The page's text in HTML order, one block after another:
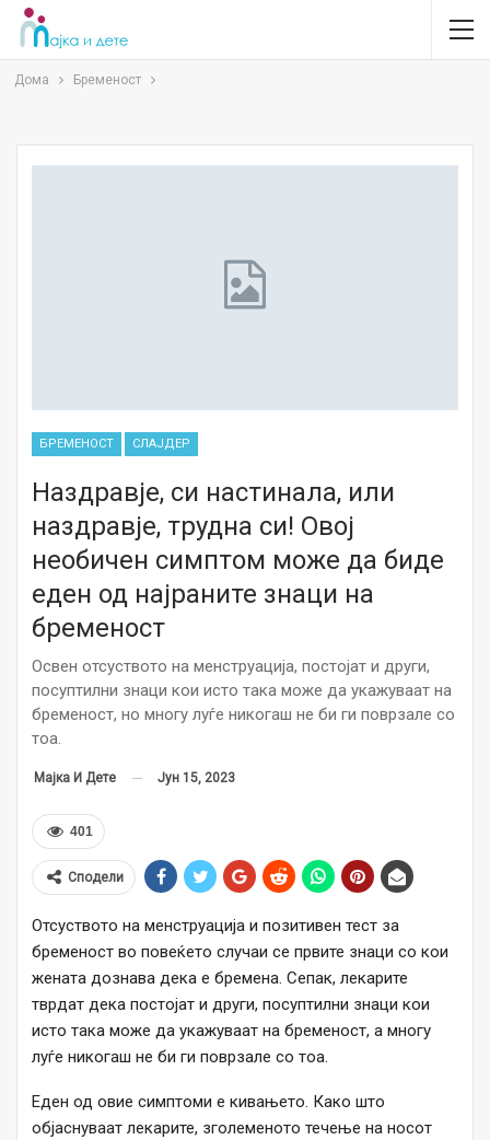
Дома Бременост
БРЕМЕНОСТ СЛАЈДЕР
Наздравје, си настинала, или
наздравје, трудна си! Овој
необичен симптом може да биде
еден од најраните знаци на
бременост
Освен отсуството на менструација, постојат и други,
посуптилни знаци кои исто така може да укажуваат на
бременост, но многу луѓе никогаш не би ги поврзале со
тоа.
Мајка И Дете Јун 15, 2023
401
Сподели
Отсуството на менструација и позитивен тест за
бременост во повеќето случаи се првите знаци со кои
жената дознава дека е бремена. Сепак, лекарите
тврдат дека постојат и други, посуптилни знаци кои
исто така може да укажуваат на бременост, а многу
луѓе никогаш не би ги поврзале со тоа.
Еден од овие симптоми е кивањето. Како што
објаснуваат лекарите, зголеменото течење на носот